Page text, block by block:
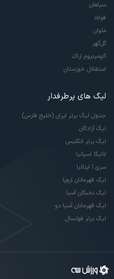
سپاهان
فولاد
ملوان
گل‌گهر
آلومینیوم اراک
استقلال خوزستان
لیگ های پرطرفدار
جدول لیگ برتر ایران (خلیج فارس)
لیگ آزادگان
لیگ برتر انگلیس
لالیگا اسپانیا
سری آ ایتالیا
لیگ قهرمانان اروپا
لیگ نخبگان آسیا
لیگ قهرمانان آسیا دو
لیگ برتر فوتسال